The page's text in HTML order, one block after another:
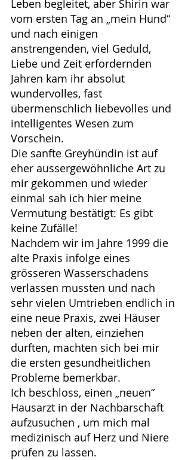
Leben begleitet, aber Shirin war
vom ersten Tag an „mein Hund“
und nach einigen
anstrengenden, viel Geduld,
Liebe und Zeit erfordernden
Jahren kam ihr absolut
wundervolles, fast
übermenschlich liebevolles und
intelligentes Wesen zum
Vorschein.
Die sanfte Greyhündin ist auf
eher aussergewöhnliche Art zu
mir gekommen und wieder
einmal sah ich hier meine
Vermutung bestätigt: Es gibt
keine Zufälle!
Nachdem wir im Jahre 1999 die
alte Praxis infolge eines
grösseren Wasserschadens
verlassen mussten und nach
sehr vielen Umtrieben endlich in
eine neue Praxis, zwei Häuser
neben der alten, einziehen
durften, machten sich bei mir
die ersten gesundheitlichen
Probleme bemerkbar.
Ich beschloss, einen „neuen“
Hausarzt in der Nachbarschaft
aufzusuchen , um mich mal
medizinisch auf Herz und Niere
prüfen zu lassen.